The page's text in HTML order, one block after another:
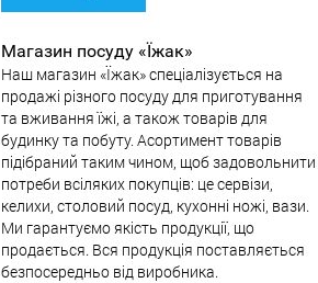
Магазин посуду «Їжак»
Наш магазин «Їжак» спеціалізується на
продажі різного посуду для приготування
та вживання їжі, а також товарів для
будинку та побуту. Асортимент товарів
підібраний таким чином, щоб задовольнити
потреби всіляких покупців: це сервізи,
келихи, столовий посуд, кухонні ножі, вази.
Ми гарантуємо якість продукції, що
продається. Вся продукція поставляється
безпосередньо від виробника.